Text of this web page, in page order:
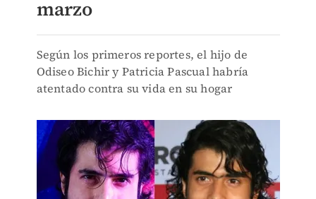
marzo
Según los primeros reportes, el hijo de
Odiseo Bichir y Patricia Pascual habría
atentado contra su vida en su hogar